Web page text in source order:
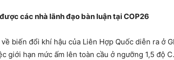
các nhà lãnh đạo bàn luận tại COP26
biến đổi khí hậu của Liên Hợp Quốc diễn ra ở
giới hạn mức ấm lên toàn cầu ở ngưỡng 1,5 độ C.